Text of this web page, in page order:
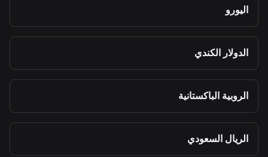
اليورو
الدولار الكندي
الروبية الباكستانية
الريال السعودي